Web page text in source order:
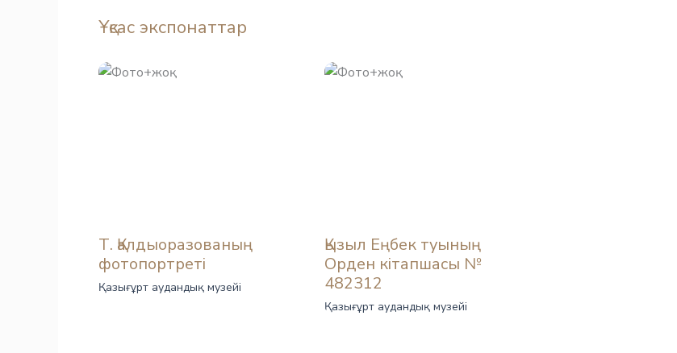
Ұқсас экспонаттар
Т. Қалдыоразованың
фотопортреті
Қазығұрт аудандық музейі
Қызыл Еңбек туының
Орден кітапшасы №
482312
Қазығұрт аудандық музейі